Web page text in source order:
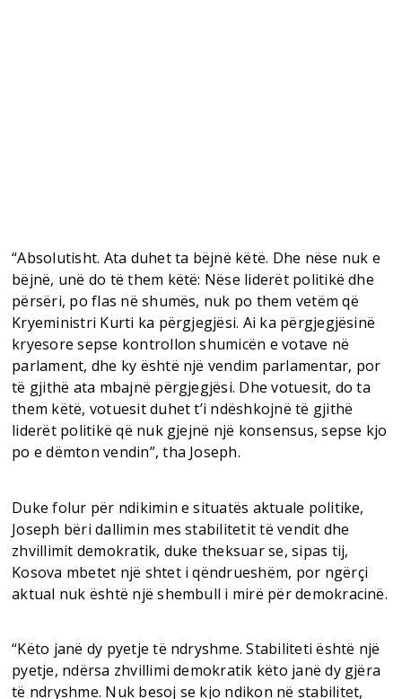
“Absolutisht. Ata duhet ta bëjnë këtë. Dhe nëse nuk e
bëjnë, unë do të them këtë: Nëse liderët politikë dhe
përsëri, po flas në shumës, nuk po them vetëm që
Kryeministri Kurti ka përgjegjësi. Ai ka përgjegjësinë
kryesore sepse kontrollon shumicën e votave në
parlament, dhe ky është një vendim parlamentar, por
të gjithë ata mbajnë përgjegjësi. Dhe votuesit, do ta
them këtë, votuesit duhet t’i ndëshkojnë të gjithë
liderët politikë që nuk gjejnë një konsensus, sepse kjo
po e dëmton vendin”, tha Joseph.
Duke folur për ndikimin e situatës aktuale politike,
Joseph bëri dallimin mes stabilitetit të vendit dhe
zhvillimit demokratik, duke theksuar se, sipas tij,
Kosova mbetet një shtet i qëndrueshëm, por ngërçi
aktual nuk është një shembull i mirë për demokracinë.
“Këto janë dy pyetje të ndryshme. Stabiliteti është një
pyetje, ndërsa zhvillimi demokratik këto janë dy gjëra
të ndryshme. Nuk besoj se kjo ndikon në stabilitet,